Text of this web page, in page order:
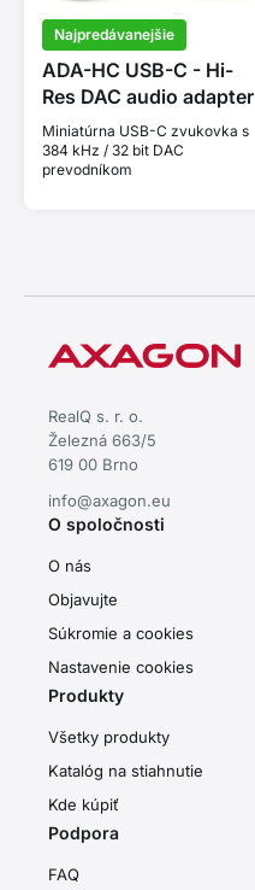
Najpredávanejšie
ADA-HC USB-C - Hi-
Res DAC audio adapter
Miniatúrna USB-C zvukovka s
384 kHz / 32 bit DAC
prevodníkom
RealQ s. r. o.
Železná 663/5
619 00 Brno
info@axagon.eu
O spoločnosti
O nás
Objavujte
Súkromie a cookies
Nastavenie cookies
Produkty
Všetky produkty
Katalóg na stiahnutie
Kde kúpiť
Podpora
FAQ